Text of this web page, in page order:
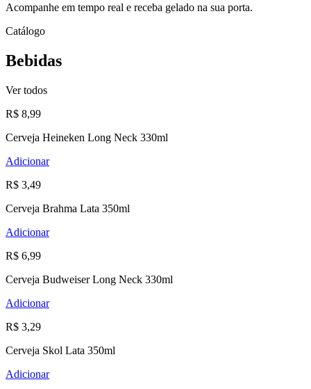
Acompanhe em tempo real e receba gelado na sua porta.
Catálogo
Bebidas
Ver todos
R$ 8,99
Cerveja Heineken Long Neck 330ml
Adicionar
R$ 3,49
Cerveja Brahma Lata 350ml
Adicionar
R$ 6,99
Cerveja Budweiser Long Neck 330ml
Adicionar
R$ 3,29
Cerveja Skol Lata 350ml
Adicionar